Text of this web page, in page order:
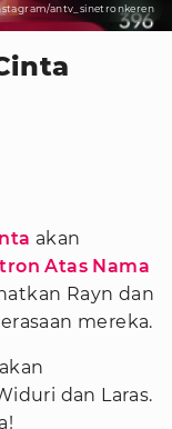
antv_sinetronkeren
akan
Atas Nama
Rayn dan
mereka.
dan Laras.